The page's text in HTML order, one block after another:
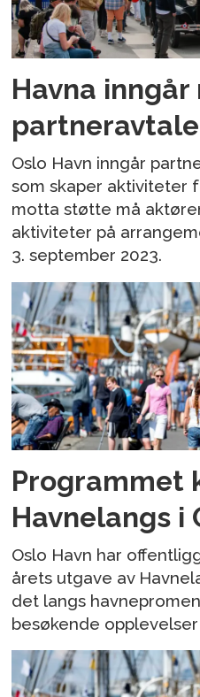
Havna inngår
Oslo Havn inngår
som skaper aktiviteter
motta støtte må
aktiviteter på
3. september 2023.
Programmet
Havnelangs i
Oslo Havn har
årets utgave av
det langs
besøkende